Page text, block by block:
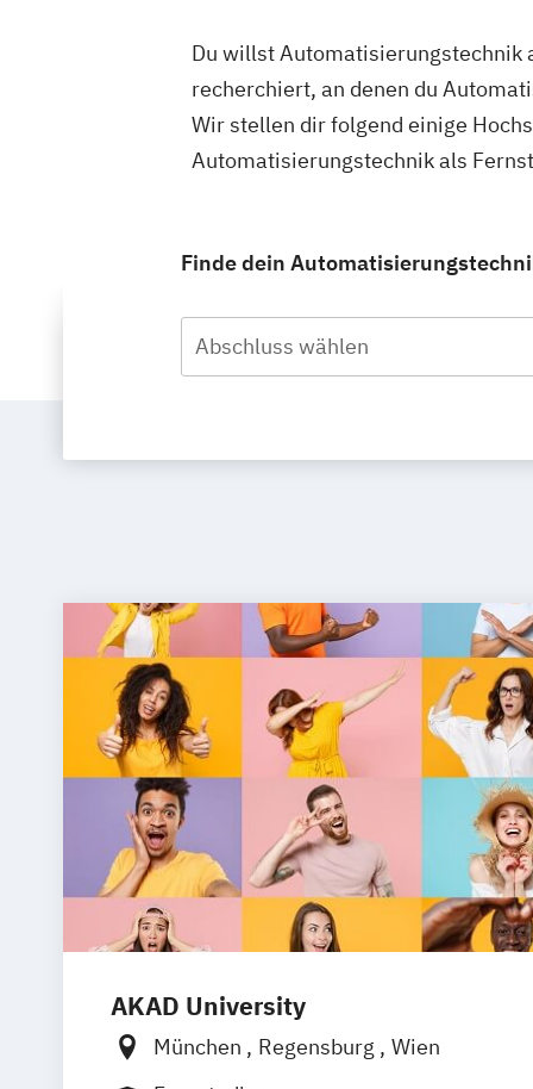
Du willst Automatisierungstechnik
recherchiert, an denen du
Wir stellen dir folgend einige
Automatisierungstechnik als
Finde dein
Abschluss wählen
AKAD University
München Regensburg
Wien